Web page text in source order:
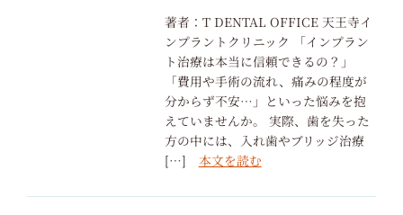
著者：T DENTAL OFFICE 天王寺イ
ンプラントクリニック 「インプラン
ト治療は本当に信頼できるの？」
「費用や手術の流れ、痛みの程度が
分からず不安…」といった悩みを抱
えていませんか。 実際、歯を失った
方の中には、入れ歯やブリッジ治療
[…] 本文を読む